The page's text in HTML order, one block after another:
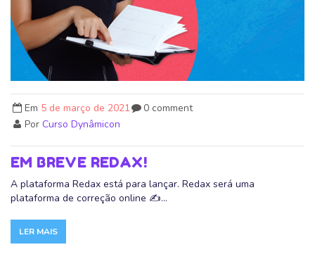
Em 5 de março de 2021
Por Curso Dynâmicon
0 comment
EM BREVE REDAX!
A plataforma Redax está para lançar. Redax será uma
plataforma de correção online ✍️...
LER MAIS